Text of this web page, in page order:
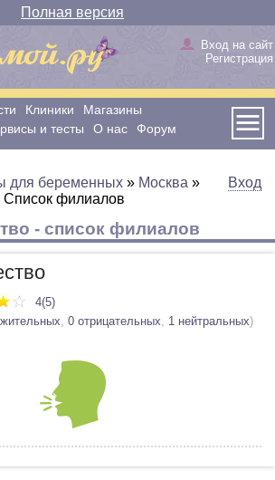
Полная версия
Вход на сайт
Регистрация
Клиники
Магазины
и тесты О нас Форум
для беременных » Москва »
Cписок филиалов
Вход
- список филиалов
4(5)
, 0 отрицательных, 1 нейтральных)